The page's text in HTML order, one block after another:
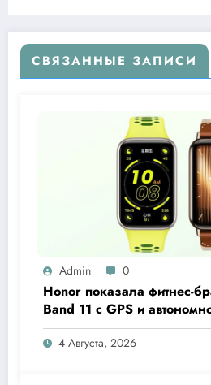
СВЯЗАННЫЕ ЗАПИСИ
Admin 0
Honor показала фитнес-
Band 11 с GPS и
26 дней
4 Августа, 2026